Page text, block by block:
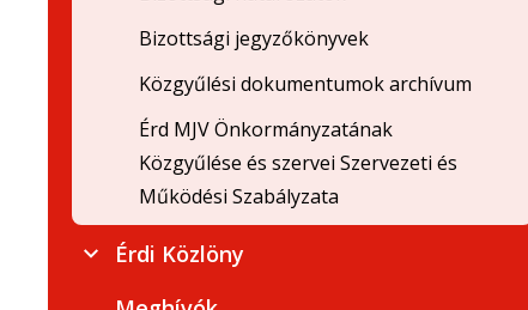
Bizottsági jegyzőkönyvek
Közgyűlési dokumentumok archívum
Érd MJV Önkormányzatának
Közgyűlése és szervei Szervezeti és
Működési Szabályzata
Érdi Közlöny